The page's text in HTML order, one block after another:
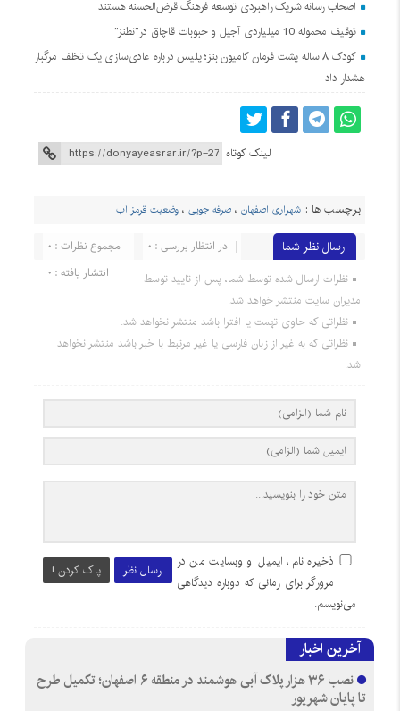
اصحاب رسانه شریک راهبردی توسعه فرهنگ قرض‌الحسنه هستند
توقیف محموله 10 میلیاردی آجیل و حبوبات قاچاق در”نطنز”
کودک ۸ ساله پشت فرمان کامیون بنز؛ پلیس درباره عادی‌سازی یک تخلف مرگبار
هشدار داد
لینک کوتاه
برچسب ها : شهراری اصفهان ،صرفه جویی ،وضعيت قرمز آب
ارسال نظر شما مجموع نظرات : 0
در انتظار بررسی : 0
انتشار یافته : 0
نظرات ارسال شده توسط شما، پس از تایید توسط
مدیران سایت منتشر خواهد شد.
نظراتی که حاوی تهمت یا افترا باشد منتشر نخواهد شد.
نظراتی که به غیر از زبان فارسی یا غیر مرتبط با خبر باشد منتشر نخواهد
شد.
ارسال نظر پاک کردن !
ذخیره نام، ایمیل و وبسایت من در
مرورگر برای زمانی که دوباره دیدگاهی
می‌نویسم.
آخرین اخبار
نصب ۳۶ هزار پلاک آبی هوشمند در منطقه ۶ اصفهان؛ تکمیل طرح
تا پایان شهریور